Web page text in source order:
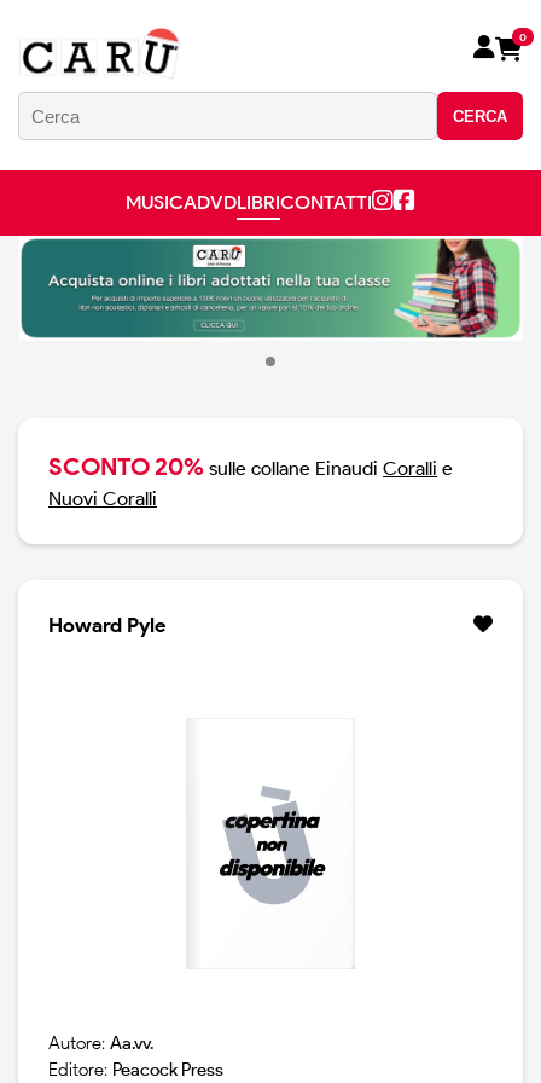
CERCA
0
MUSICADVDLIBRICONTATTI
SCONTO 20% sulle collane Einaudi Coralli e
Nuovi Coralli
Howard Pyle
Autore: Aa.vv.
Editore: Peacock Press